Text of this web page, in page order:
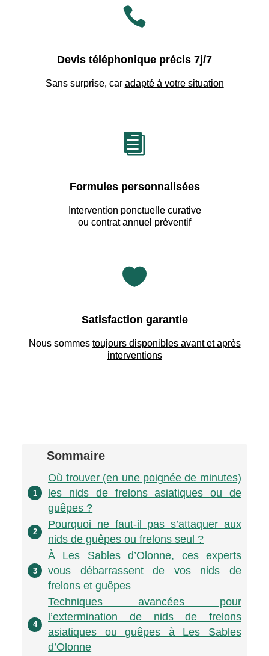

Devis téléphonique précis 7j/7
Sans surprise, car adapté à votre situation

Formules personnalisées
Intervention ponctuelle curative
ou contrat annuel préventif

Satisfaction garantie
Nous sommes toujours disponibles avant et après
interventions
Sommaire
1
Où trouver (en une poignée de minutes)
les nids de frelons asiatiques ou de
guêpes ?
2
Pourquoi ne faut-il pas s’attaquer aux
nids de guêpes ou frelons seul ?
3
À Les Sables d’Olonne, ces experts
vous débarrassent de vos nids de
frelons et guêpes
4
Techniques avancées pour
l’extermination de nids de frelons
asiatiques ou guêpes à Les Sables
d’Olonne